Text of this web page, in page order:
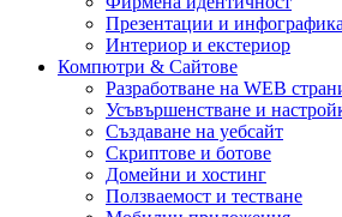
Презентации и инфографика
Интериор и екстериор
Компютри & Сайтове
Разработване на WEB
Усъвършенстване и
Създаване на уебсайт
Скриптове и ботове
Домейни и хостинг
Ползваемост и тестване